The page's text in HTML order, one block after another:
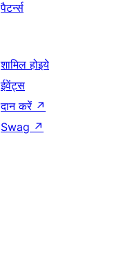
पैटर्न्स
शामिल होइये
ईवेंट्स
दान करें ↗
Swag ↗